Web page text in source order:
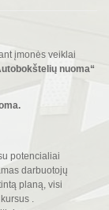
įmonės veiklai
nuoma“
potencialiai
darbuotojų
planą, visi
.